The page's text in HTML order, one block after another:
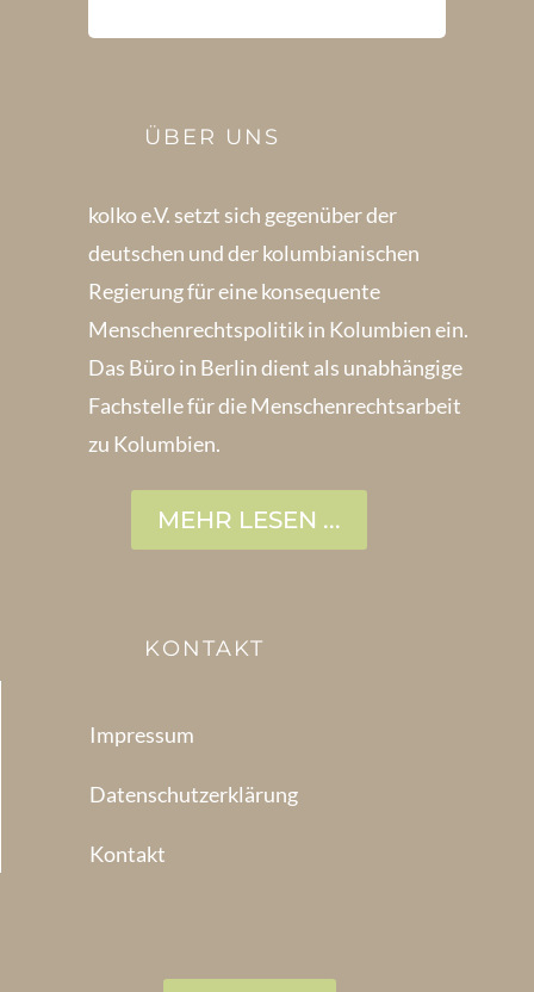
ÜBER UNS
kolko e.V. setzt sich gegenüber der
deutschen und der kolumbianischen
Regierung für eine konsequente
Menschenrechts­politik in Kolum­bien ein.
Das Büro in Berlin dient als unabhängige
Fachstelle für die Menschen­rechtsarbeit
zu Kolumbien.
MEHR LESEN ...
KONTAKT
Impressum
Datenschutzerklärung
Kontakt